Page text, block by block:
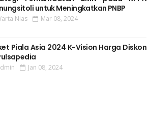
untuk Meningkatkan PNBP
Nias Mar 08, 2024
Piala Asia 2024 K-Vision Harga Diskon
Jan 08, 2024